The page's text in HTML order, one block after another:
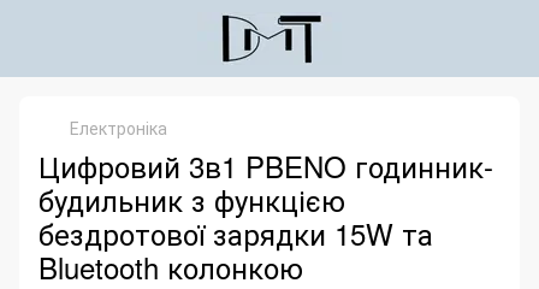
Електроніка
Цифровий 3в1 PBENO годинник-
будильник з функцією
бездротової зарядки 15W та
Bluetooth колонкою